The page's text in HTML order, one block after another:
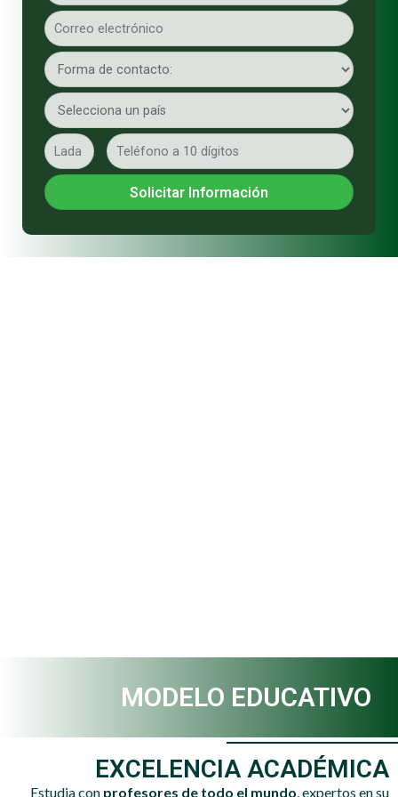
MODELO EDUCATIVO
EXCELENCIA ACADÉMICA
Estudia con profesores de todo el mundo, expertos en su